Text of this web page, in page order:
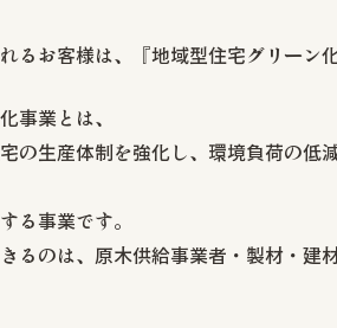
るお客様は、『地域型住宅グリーン
事業とは、
の生産体制を強化し、環境負荷の低
る事業です。
るのは、原木供給事業者・製材・